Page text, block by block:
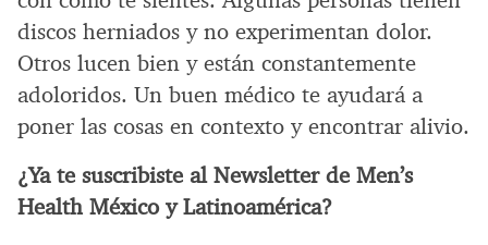
discos herniados y no experimentan dolor.
Otros lucen bien y están constantemente
adoloridos. Un buen médico te ayudará a
poner las cosas en contexto y encontrar alivio.
¿Ya te suscribiste al Newsletter de Men’s
Health México y Latinoamérica?